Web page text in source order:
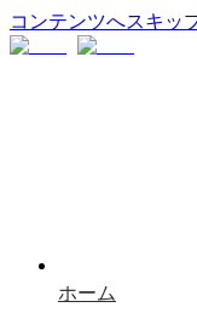
コンテンツへスキッ
ホーム